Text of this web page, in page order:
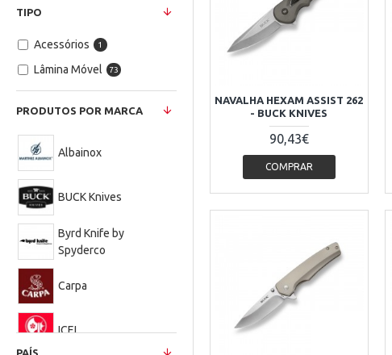
PRODUTOS POR MARCA
Albainox
BUCK Knives
Byrd Knife by
Spyderco
Carpa
ICEL
TIPO
Acessórios 1
Lâmina Móvel 73
Sintético
Titanium 1
PAÍS
NAVALHA HEXAM ASSIST 262
- BUCK KNIVES
90,43€
COMPRAR